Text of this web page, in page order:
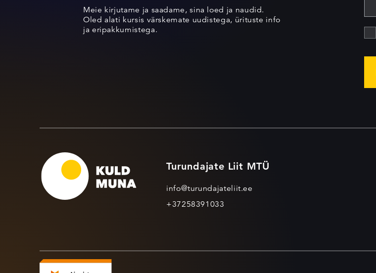
Meie kirjutame ja saadame, sina loed ja naudid.
Oled alati kursis värskemate uudistega, ürituste info
ja eripakkumistega.
Turundajate Liit MTÜ
info@turundajateliit.ee
+37258391033